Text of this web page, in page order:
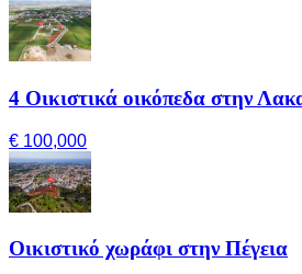
4 Οικιστικά οικόπεδα στην
€ 100,000
Οικιστικό χωράφι στην Πέγεια